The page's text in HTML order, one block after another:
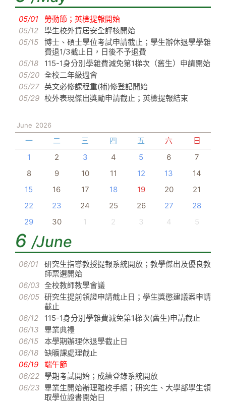
05/01
勞動節；英檢提報開始
05/12
學生校外賃居安全評核開始
05/15
博士、碩士學位考試申請截止；學生辦休退學學雜
費退1/3截止日，日後不予退費
05/18
115-1身分別學雜費減免第1梯次（舊生）申請開始
05/20 全校二年級週會
05/27 英文必修課程重(補)修登記開始
05/29 校外表現傑出獎勵申請截止；英檢提報結束
June 2026
一 二 三 四 五 六
日
1
2 3 4 5 6
7
8
9 10 11 12 13
14
15
16 17 18 19 20
21
22
23 24 25 26 27
28
29
30 1 2 3 4 5
6 /June
06/01
研究生指導教授提報系統開放；教學傑出及優良教
師票選開始
06/03 全校教師教學會議
06/05 研究生提前領證申請截止日；學生獎懲建議案申請
截止
06/12
115-1身分別學雜費減免第1梯次(舊生)申請截止
06/13
畢業典禮
06/15
本學期辦理休退學截止日
06/18
缺曠課處理截止
06/19
端午節
06/22 學期考試開始；成績登錄系統開放
06/23 畢業生開始辦理離校手續；研究生、大學部學生領
取學位證書開始日